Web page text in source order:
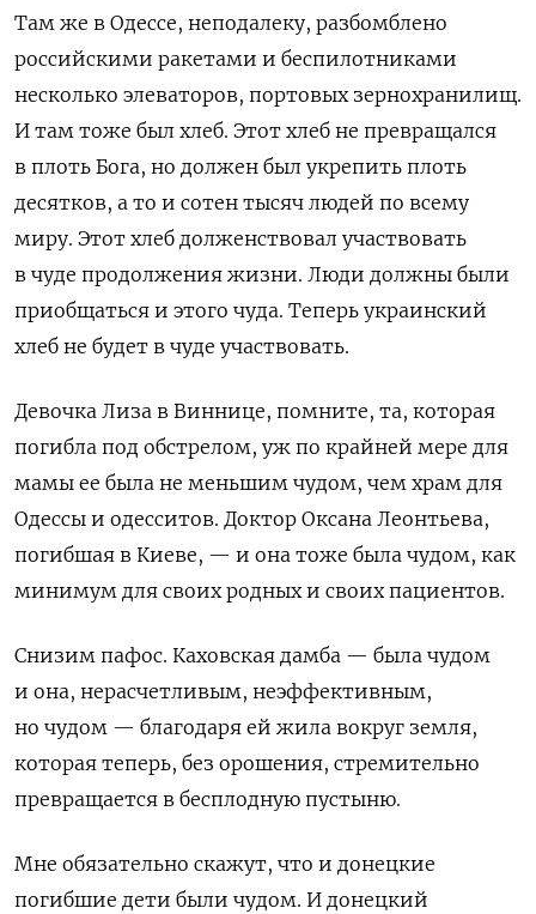
Там же в Одессе, неподалеку, разбомблено
российскими ракетами и беспилотниками
несколько элеваторов, портовых зернохранилищ.
И там тоже был хлеб. Этот хлеб не превращался
в плоть Бога, но должен был укрепить плоть
десятков, а то и сотен тысяч людей по всему
миру. Этот хлеб долженствовал участвовать
в чуде продолжения жизни. Люди должны были
приобщаться и этого чуда. Теперь украинский
хлеб не будет в чуде участвовать.
Девочка Лиза в Виннице, помните, та, которая
погибла под обстрелом, уж по крайней мере для
мамы ее была не меньшим чудом, чем храм для
Одессы и одесситов. Доктор Оксана Леонтьева,
погибшая в Киеве, — и она тоже была чудом, как
минимум для своих родных и своих пациентов.
Снизим пафос. Каховская дамба — была чудом
и она, нерасчетливым, неэффективным,
но чудом — благодаря ей жила вокруг земля,
которая теперь, без орошения, стремительно
превращается в бесплодную пустыню.
Мне обязательно скажут, что и донецкие
погибшие дети были чудом. И донецкий